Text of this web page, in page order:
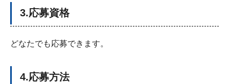
3.応募資格
どなたでも応募できます。
4.応募方法